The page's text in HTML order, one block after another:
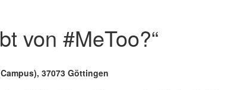
von #MeToo?“
37073 Göttingen